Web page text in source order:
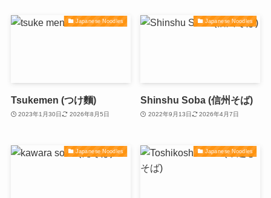
Japanese Noodles
Tsukemen (つけ麵)
2023年1月30日 2026年8月5日
Japanese Noodles
Shinshu Soba (信州そば)
2022年9月13日 2026年4月7日
Japanese Noodles Japanese Noodles